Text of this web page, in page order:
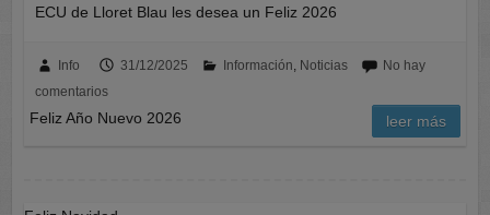
ECU de Lloret Blau les desea un Feliz 2026
Info 31/12/2025 Información, Noticias
No hay
comentarios
Feliz Año Nuevo 2026 leer más